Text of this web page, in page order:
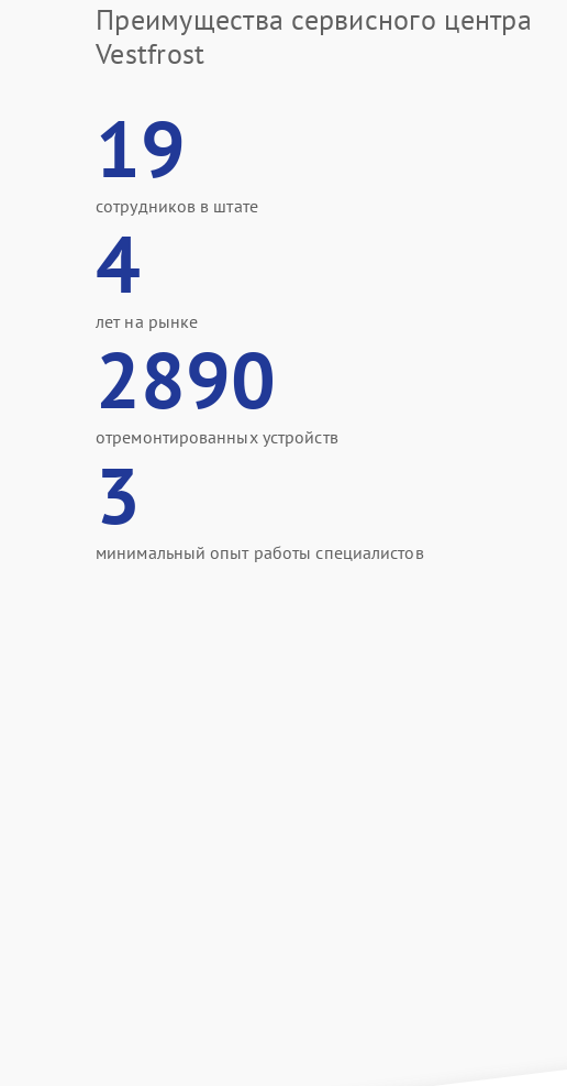
Преимущества сервисного центра
Vestfrost
19
сотрудников в штате
4
лет на рынке
2890
отремонтированных устройств
3
минимальный опыт работы специалистов